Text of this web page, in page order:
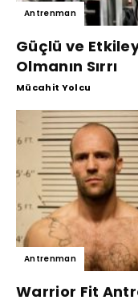
Antrenman
Güçlü ve
Olmanın Sırrı
Mücahit Yolcu
Antrenman
Warrior Fit